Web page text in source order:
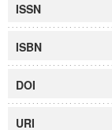
ISSN
ISBN
DOI
URI